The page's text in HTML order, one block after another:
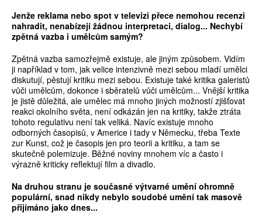
Jenže reklama nebo spot v televizi přece nemohou recenzi
nahradit, nenabízejí žádnou interpretaci, dialog... Nechybí
zpětná vazba i umělcům samým?
Zpětná vazba samozřejmě existuje, ale jiným způsobem. Vidím
ji například v tom, jak velice intenzivně mezi sebou mladí umělci
diskutují, pěstují kritiku mezi sebou. Existuje také kritika galeristů
vůči umělcům, dokonce i sběratelů vůči umělcům... Vnější kritika
je jistě důležitá, ale umělec má mnoho jiných možností zjišťovat
reakci okolního světa, není odkázán jen na kritiky, takže ztráta
tohoto regulativu není tak veliká. Navíc existuje mnoho
odborných časopisů, v Americe i tady v Německu, třeba Texte
zur Kunst, což je časopis jen pro teorii a kritiku, a tam se
skutečně polemizuje. Běžné noviny mnohem víc a často i
výrazně kriticky reflektují film a divadlo.
Na druhou stranu je současné výtvarné umění ohromně
populární, snad nikdy nebylo soudobé umění tak masově
přijímáno jako dnes...